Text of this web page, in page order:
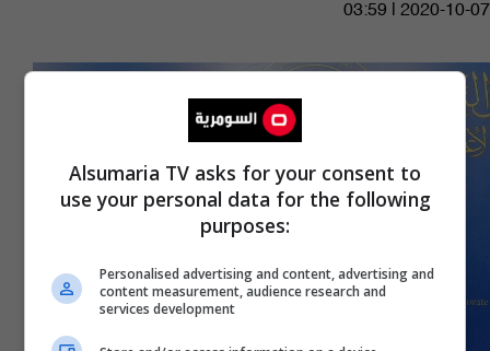
03:59 | 2020-10-07
Alsumaria TV asks for your consent to
use your personal data for the following
purposes:
Personalised advertising and content, advertising and
content measurement, audience research and
services development